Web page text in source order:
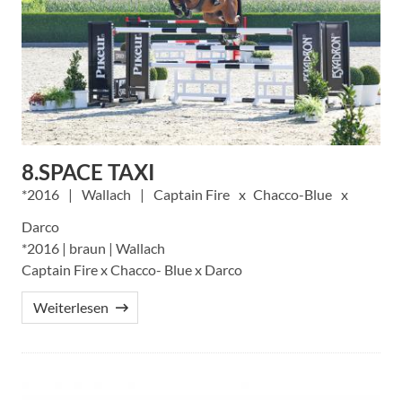
8.SPACE TAXI
2016 Wallach Captain Fire
Chacco-Blue
Darco
*2016 | braun | Wallach
Captain Fire x Chacco- Blue x Darco
Weiterlesen